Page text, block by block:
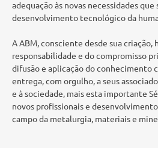
adequação às novas necessidades
desenvolvimento tecnológico da
A ABM, consciente desde sua criação,
responsabilidade e do compromisso
difusão e aplicação do
entrega, com orgulho, a seus
e à sociedade, mais esta importante
novos profissionais e
campo da metalurgia, materiais e